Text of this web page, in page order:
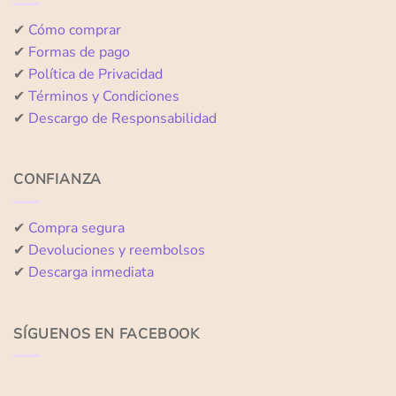
✔ Cómo comprar
✔ Formas de pago
✔ Política de Privacidad
✔ Términos y Condiciones
✔ Descargo de Responsabilidad
CONFIANZA
✔ Compra segura
✔ Devoluciones y reembolsos
✔ Descarga inmediata
SÍGUENOS EN FACEBOOK